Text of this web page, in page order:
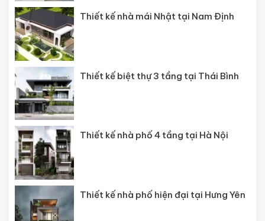
Thiết kế nhà mái Nhật tại Nam Định
Thiết kế biệt thự 3 tầng tại Thái Bình
Thiết kế nhà phố 4 tầng tại Hà Nội
Thiết kế nhà phố hiện đại tại Hưng Yên